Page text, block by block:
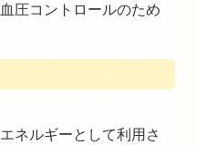
圧コントロールのため
ネルギーとして利用さ